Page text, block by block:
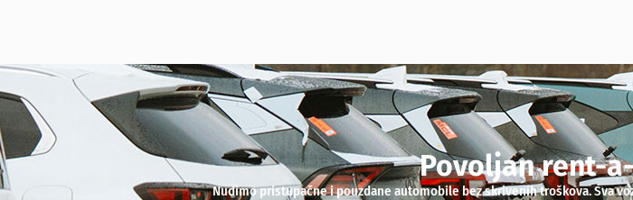
Povoljan rent-
Nudimo pristupačne i pouzdane automobile bez skrivenih troškova. Sva